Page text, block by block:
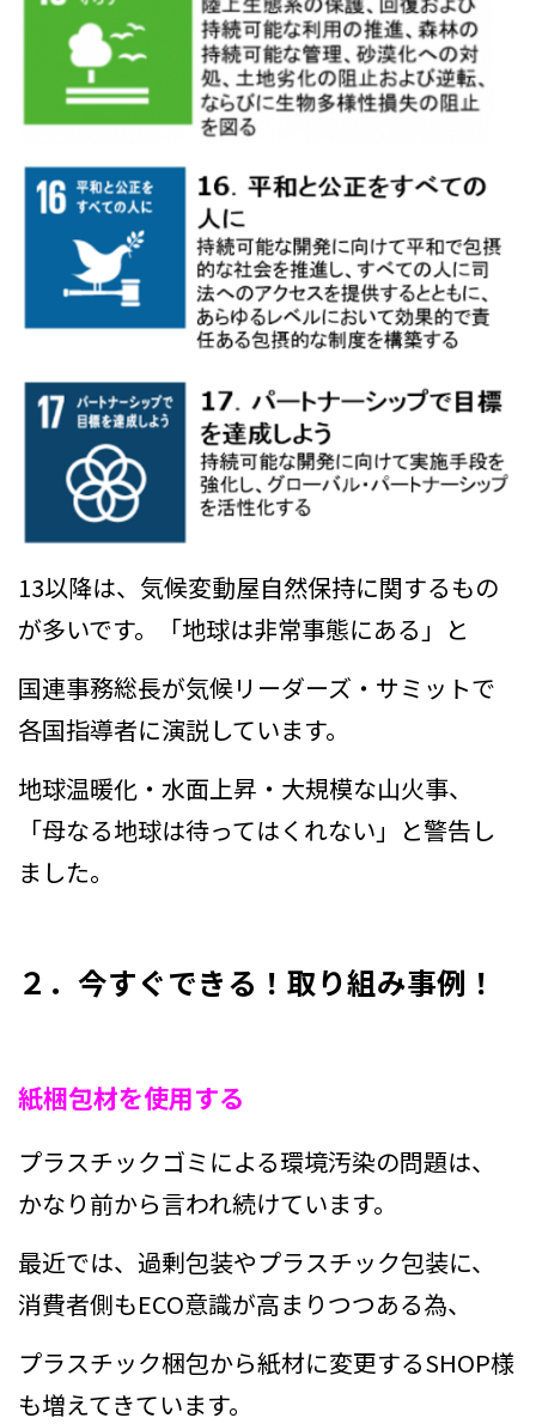
13以降は、気候変動屋自然保持に関するもの
が多いです。「地球は非常事態にある」と
国連事務総長が気候リーダーズ・サミットで
各国指導者に演説しています。
地球温暖化・水面上昇・大規模な山火事、
「母なる地球は待ってはくれない」と警告し
ました。
２．今すぐできる！取り組み事例！
紙梱包材を使用する
プラスチックゴミによる環境汚染の問題は、
かなり前から言われ続けています。
最近では、過剰包装やプラスチック包装に、
消費者側もECO意識が高まりつつある為、
プラスチック梱包から紙材に変更するSHOP様
も増えてきています。